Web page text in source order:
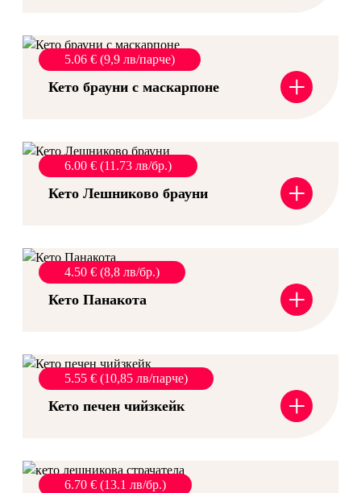
Кето брауни с маскарпоне +
5.06 € (9,9 лв/парче)
Кето Лешниково брауни +
6.00 € (11.73 лв/бр.)
Кето Панакота +
4.50 € (8,8 лв/бр.)
Кето печен чийзкейк +
5.55 € (10,85 лв/парче)
6.70 € (13.1 лв/бр.)